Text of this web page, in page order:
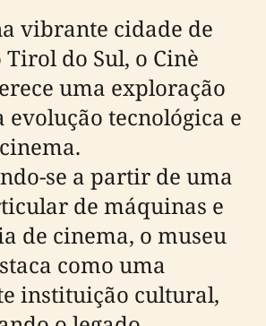
vibrante cidade de
do Sul, o Cinè
uma exploração
tecnológica e
se a partir de uma
de máquinas e
de cinema, o museu
como uma
instituição cultural,